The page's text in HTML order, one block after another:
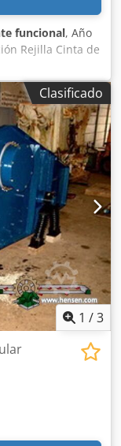
funcional, Año
Rejilla Cinta de
transportadora
Clasificado
1 /3